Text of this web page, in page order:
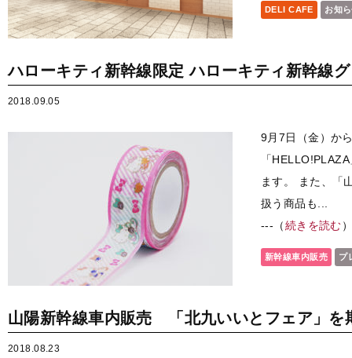
DELI CAFE お知
ハローキティ新幹線限定 ハローキティ新幹線
2018.09.05
9月7日（金）か
「
ます。 また、「
扱う商品も...
---（続きを読む
新幹線車内販売 プ
山陽新幹線車内販売 「北九いいとフェア」を
2018.08.23